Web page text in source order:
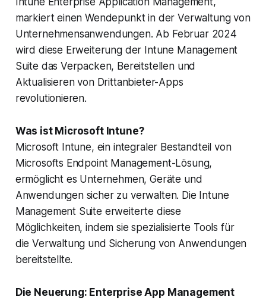
markiert einen Wendepunkt in der Verwaltung von
Unternehmensanwendungen. Ab Februar 2024
wird diese Erweiterung der Intune Management
Suite das Verpacken, Bereitstellen und
Aktualisieren von Drittanbieter-Apps
revolutionieren.
Was ist Microsoft Intune?
Microsoft Intune, ein integraler Bestandteil von
Microsofts Endpoint Management-Lösung,
ermöglicht es Unternehmen, Geräte und
Anwendungen sicher zu verwalten. Die Intune
Management Suite erweiterte diese
Möglichkeiten, indem sie spezialisierte Tools für
die Verwaltung und Sicherung von Anwendungen
bereitstellte.
Die Neuerung: Enterprise App Management